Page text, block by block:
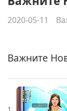
2020-05-11
Важните